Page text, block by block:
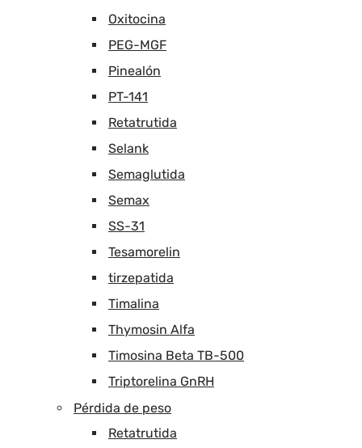
Oxitocina
PEG-MGF
Pinealón
PT-141
Retatrutida
Selank
Semaglutida
Semax
SS-31
Tesamorelin
tirzepatida
Timalina
Thymosin Alfa
Timosina Beta TB-500
Triptorelina GnRH
Pérdida de peso
Retatrutida